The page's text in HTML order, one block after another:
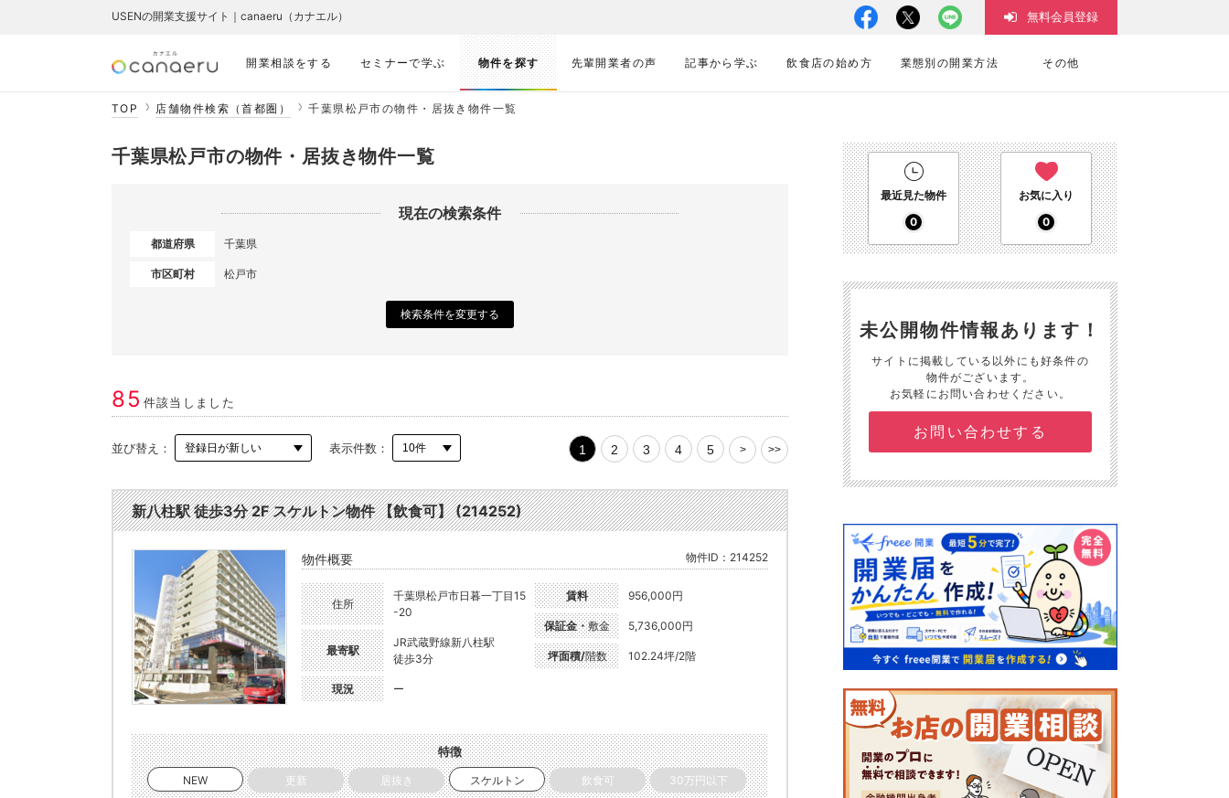
開業相談をする セミナーで学ぶ 物件を探す 先輩開業者の声 記事から学ぶ 飲食店の始め方 業態別の開業方法 その他
USENの開業支援サイト｜canaeru（カナエル） 無料会員登録
TOP 店舗物件検索（首都圏） 千葉県松戸市の物件・居抜き物件一覧
千葉県松戸市の物件・居抜き物件一覧
現在の検索条件
都道府県 千葉県
市区町村 松戸市
検索条件を変更する
85 件該当しました
並び替え： 表示件数： 1 2 3 4 5 > >>
新八柱駅 徒歩3分 2F スケルトン物件 【飲食可】 (214252)
物件概要 物件ID：214252
住所
千葉県松戸市日暮一丁目15
-20
最寄駅
JR武蔵野線新八柱駅
徒歩3分
現況 ー
賃料 956,000円
保証金・敷金 5,736,000円
坪面積/階数 102.24坪/2階
特徴
NEW 更新 居抜き スケルトン 飲食可 30万円以下
最近見た物件
0
お気に入り
0
未公開物件情報あります！
サイトに掲載している以外にも好条件の
物件がございます。
お気軽にお問い合わせください。
お問い合わせする